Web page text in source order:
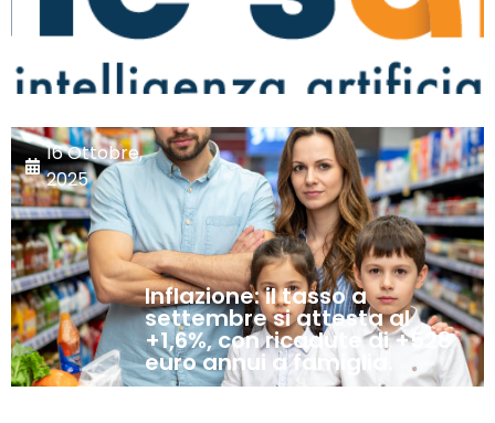
16 Ottobre,
2025
Inflazione: il tasso a
settembre si attesta al
+1,6%, con ricadute di +528
euro annui a famiglia.